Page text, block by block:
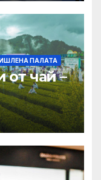
ПАЛАТА
чай –